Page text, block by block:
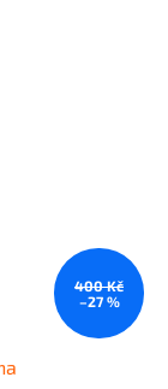
400 Kč
–27 %